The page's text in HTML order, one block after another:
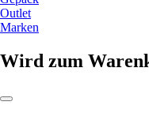
Outlet
Marken
Wird zum